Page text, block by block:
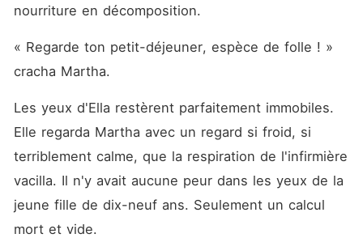
nourriture en décomposition.
« Regarde ton petit-déjeuner, espèce de folle ! »
cracha Martha.
Les yeux d'Ella restèrent parfaitement immobiles.
Elle regarda Martha avec un regard si froid, si
terriblement calme, que la respiration de l'infirmière
vacilla. Il n'y avait aucune peur dans les yeux de la
jeune fille de dix-neuf ans. Seulement un calcul
mort et vide.